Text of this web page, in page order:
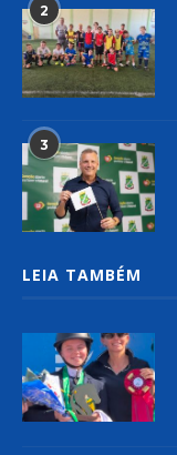
2
3
LEIA TAMBÉM